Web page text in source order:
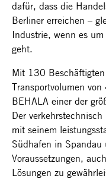
dafür, dass die
Berliner erreichen –
Industrie, wenn es
geht.
Mit 130
Transportvolumen
BEHALA einer der
Der
mit seinem
Südhafen in
Voraussetzungen,
Lösungen zu